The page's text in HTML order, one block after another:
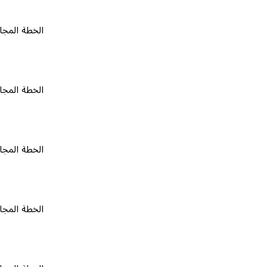
الخطة المجانية ٠
الخطة المجانية ٠
الخطة المجانية ٠
الخطة المجانية ٠